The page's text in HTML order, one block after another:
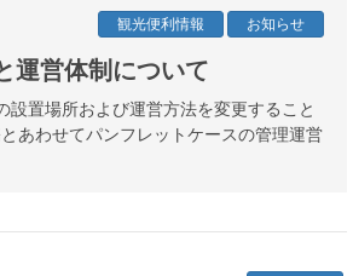
お知らせ
観光便利情報
運営体制について
置場所および運営方法を変更すること
あわせてパンフレットケースの管理運営